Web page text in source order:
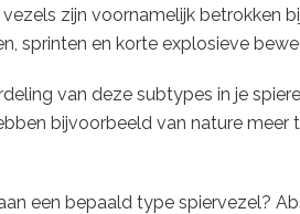
zijn voornamelijk betrokken
sprinten en korte explosieve
van deze subtypes in je
bijvoorbeeld van nature meer
een bepaald type spiervezel?